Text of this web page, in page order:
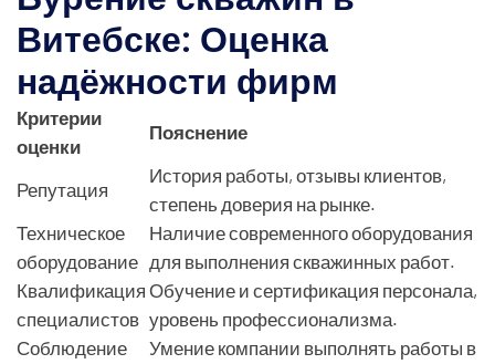
Витебске: Оценка
надёжности фирм
Критерии
оценки
Пояснение
Репутация
История работы, отзывы клиентов,
степень доверия на рынке.
Техническое
оборудование
Наличие современного оборудования
для выполнения скважинных работ.
Квалификация
специалистов
Обучение и сертификация персонала,
уровень профессионализма.
Соблюдение
Умение компании выполнять работы в